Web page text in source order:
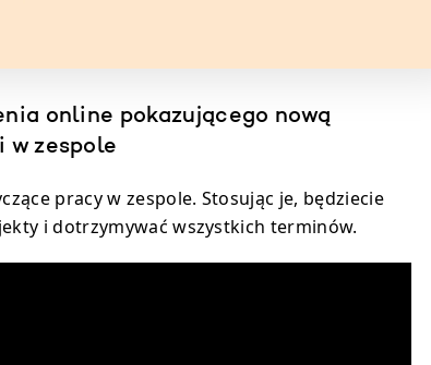
online pokazującego nową
w zespole
pracy w zespole. Stosując je, będziecie
i dotrzymywać wszystkich terminów.